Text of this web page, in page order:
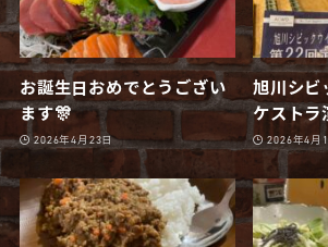
お誕生日おめでとうござい
ます🎊
2026年4月23日
旭川シビ
ケスト
2026年4月